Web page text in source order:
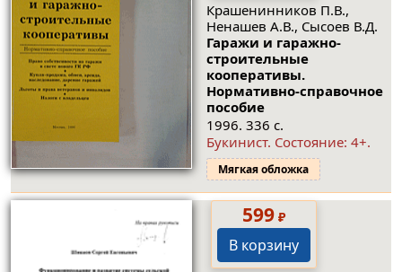
Крашенинников П.В.,
Ненашев А.В., Сысоев В.Д.
Гаражи и гаражно-
строительные
кооперативы.
Нормативно-справочное
пособие
1996. 336 с.
Букинист. Состояние: 4+.
Мягкая обложка
599₽
В корзину